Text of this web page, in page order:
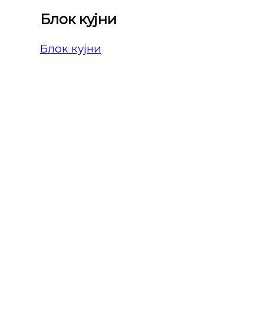
Блок кујни
Блок кујни